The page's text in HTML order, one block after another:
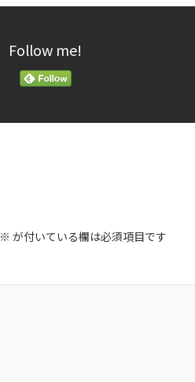
Follow me!
※ が付いている欄は必須項目です